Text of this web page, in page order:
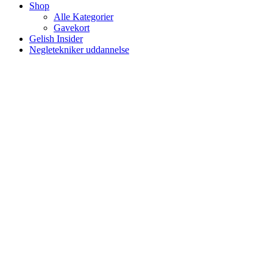
Shop
Alle Kategorier
Gavekort
Gelish Insider
Negletekniker uddannelse